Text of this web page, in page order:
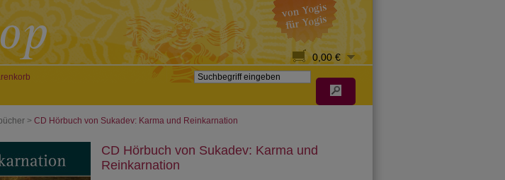
0,00 €
> CD Hörbuch von Sukadev: Karma und Reinkarnation
CD Hörbuch von Sukadev: Karma und
Reinkarnation